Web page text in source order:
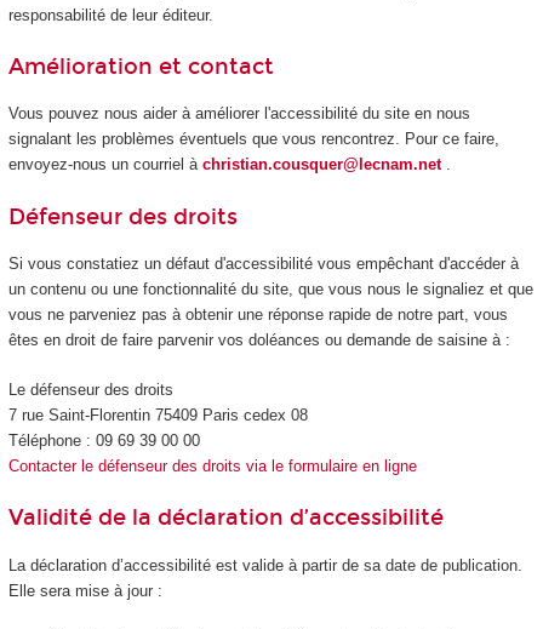
responsabilité de leur éditeur.
Amélioration et contact
Vous pouvez nous aider à améliorer l'accessibilité du site en nous
signalant les problèmes éventuels que vous rencontrez. Pour ce faire,
envoyez-nous un courriel à christian.cousquer@lecnam.net .
Défenseur des droits
Si vous constatiez un défaut d'accessibilité vous empêchant d'accéder à
un contenu ou une fonctionnalité du site, que vous nous le signaliez et que
vous ne parveniez pas à obtenir une réponse rapide de notre part, vous
êtes en droit de faire parvenir vos doléances ou demande de saisine à :
Le défenseur des droits
7 rue Saint-Florentin 75409 Paris cedex 08
Téléphone : 09 69 39 00 00
Contacter le défenseur des droits via le formulaire en ligne
Validité de la déclaration d’accessibilité
La déclaration d’accessibilité est valide à partir de sa date de publication.
Elle sera mise à jour :